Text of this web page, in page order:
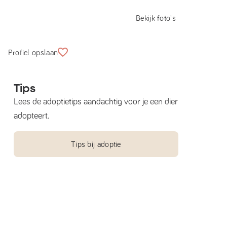
Bekijk foto's
Profiel opslaan
Tips
Lees de adoptietips aandachtig voor je een dier
adopteert.
Tips bij adoptie